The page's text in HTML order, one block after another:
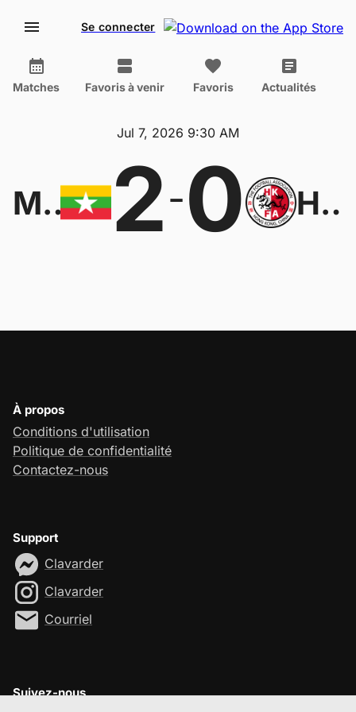
Se connecter
Matches Favoris à venir Favoris Actualités
Jul 7, 2026 9:30 AM
Myanmar U20 2-0 Hong Kong, China U20
À propos
Conditions d'utilisation
Politique de confidentialité
Contactez-nous
Support
Clavarder
Clavarder
Courriel
Suivez-nous